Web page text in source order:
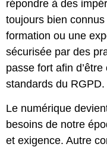
répondre à des
toujours bien
formation ou une
sécurisée par des
passe fort afin
standards du RGPD.
Le numérique
besoins de notre
et exigence. Autre